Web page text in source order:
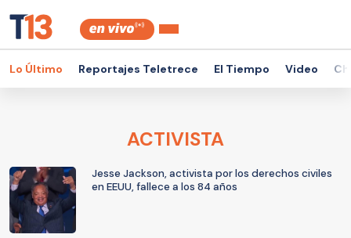
Lo Último Reportajes Teletrece El Tiempo Video
ACTIVISTA
Jesse Jackson, activista por los derechos civiles
en EEUU, fallece a los 84 años